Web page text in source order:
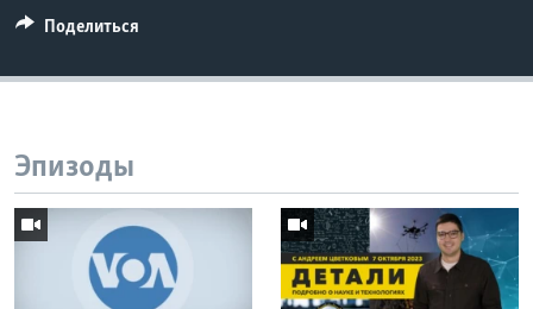
Поделиться
Эпизоды